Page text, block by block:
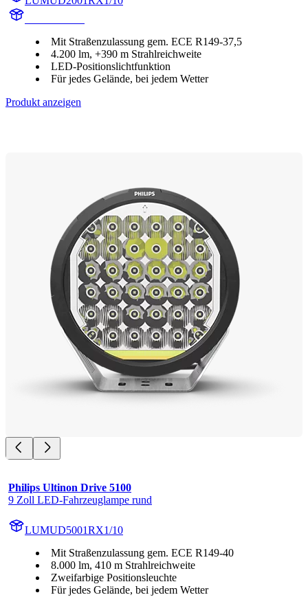
Mit Straßenzulassung gem. ECE R149-37,5
4.200 lm, +390 m Strahlreichweite
LED-Positionslichtfunktion
Für jedes Gelände, bei jedem Wetter
Produkt anzeigen
Philips Ultinon Drive 5100
9 Zoll LED-Fahrzeuglampe rund
LUMUD5001RX1/10
Mit Straßenzulassung gem. ECE R149-40
8.000 lm, 410 m Strahlreichweite
Zweifarbige Positionsleuchte
Für jedes Gelände, bei jedem Wetter